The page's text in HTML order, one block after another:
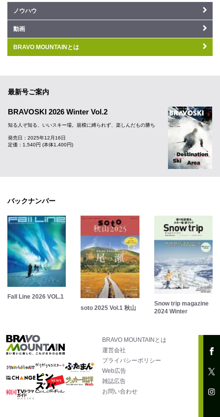
ノウハウ
動画
BRAVO MOUNTAINとは
最新号ご案内
BRAVOSKI 2026 Winter Vol.2
知る人ぞ知る、いいスキー場。規模に縛られず、楽しんだもの勝ち
発売日：2025年12月16日
定価：1,540円 (本体1,400円)
バックナンバー
Fall Line 2026 VOL.1
soto 2025 Vol.1 秋山
Snow trip magazine
2024 Winter
BRAVO MOUNTAINとは
運営会社
プライバシーポリシー
Web広告
雑誌広告
お問い合わせ